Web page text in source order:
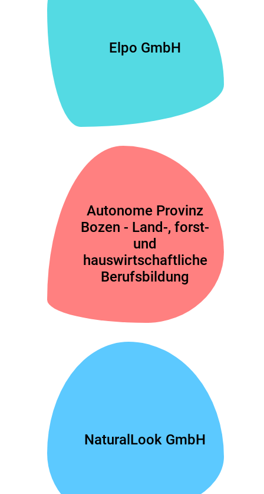
Elpo GmbH
Autonome Provinz
Bozen - Land-, forst-
und
hauswirtschaftliche
Berufsbildung
NaturalLook GmbH